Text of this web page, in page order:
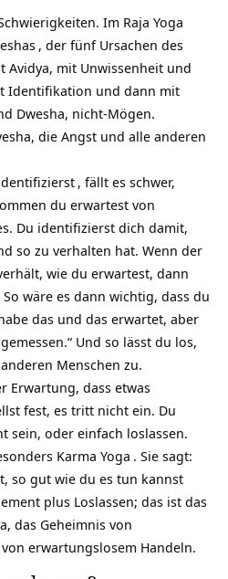
Im Raja Yoga
, der fünf Ursachen des
Avidya, mit Unwissenheit und
Identifikation und dann mit
Dwesha, nicht-Mögen.
die Angst und alle anderen
, fällt es schwer,
du erwartest von
Du identifizierst dich damit,
so zu verhalten hat. Wenn der
wie du erwartest, dann
wäre es dann wichtig, dass du
das und das erwartet, aber
Und so lässt du los,
Menschen zu.
Erwartung, dass etwas
fest, es tritt nicht ein. Du
sein, oder einfach loslassen.
Karma Yoga . Sie sagt:
so gut wie du es tun kannst
plus Loslassen; das ist das
das Geheimnis von
erwartungslosem Handeln.